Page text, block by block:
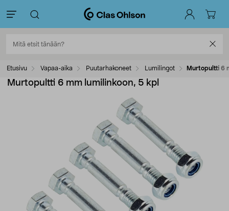
Etusivu Vapaa-aika Puutarhakoneet Lumilingot Murtopultti 6
Murtopultti 6 mm lumilinkoon, 5 kpl